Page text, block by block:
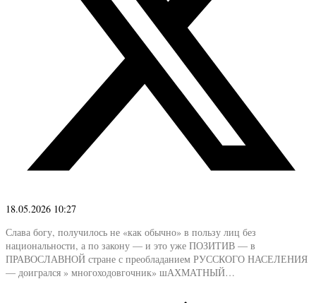
18.05.2026 10:27
Слава богу, получилось не «как обычно» в пользу лиц без
национальности, а по закону — и это уже ПОЗИТИВ — в
ПРАВОСЛАВНОЙ стране с преобладанием РУССКОГО НАСЕЛЕНИЯ
— доигрался » многоходовгочник» шАХМАТНЫЙ…